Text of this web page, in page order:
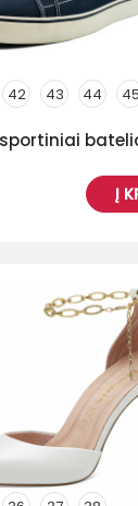
42 43 44 45
Į